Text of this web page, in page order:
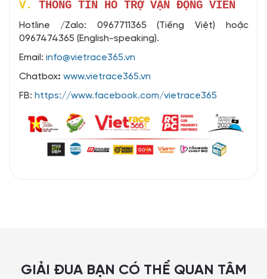
V. THÔNG TIN HỖ TRỢ VẬN ĐỘNG VIÊN
Hotline /Zalo:
0967711365 (Tiếng Việt) hoặc
0967474365 (English-speaking).
Email: info@vietrace365.vn
Chatbox: www.vietrace365.vn
FB: https://www.facebook.com/vietrace365
GIẢI ĐUA BẠN CÓ THỂ QUAN TÂM